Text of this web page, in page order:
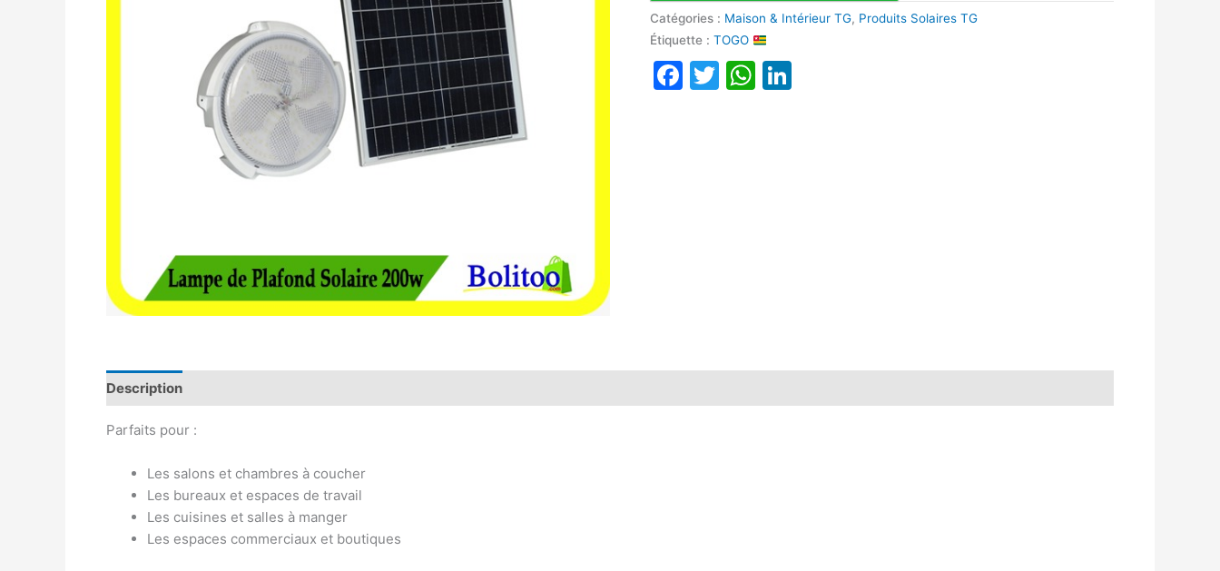
Catégories : Maison & Intérieur TG, Produits Solaires TG
Étiquette :TOGO
Facebook
TwitterWhatsApp
Description
Parfaits pour :
Les salons et chambres à coucher
Les bureaux et espaces de travail
Les cuisines et salles à manger
Les espaces commerciaux et boutiques